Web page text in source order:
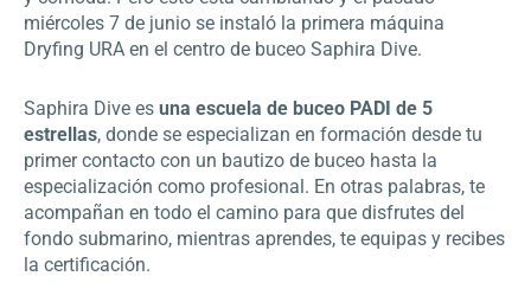
miércoles 7 de junio se instaló la primera máquina
Dryfing URA en el centro de buceo Saphira Dive.
Saphira Dive es una escuela de buceo PADI de 5
estrellas, donde se especializan en formación desde tu
primer contacto con un bautizo de buceo hasta la
especialización como profesional. En otras palabras, te
acompañan en todo el camino para que disfrutes del
fondo submarino, mientras aprendes, te equipas y recibes
la certificación.